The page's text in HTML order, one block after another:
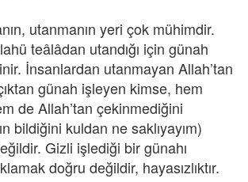
utanmanın yeri çok mühimdir.
teâlâdan utandığı için günah
İnsanlardan utanmayan Allah’tan
günah işleyen kimse, hem
de Allah’tan çekinmediğini
bildiğini kuldan ne saklıyayım)
Gizli işlediği bir günahı
doğru değildir, hayasızlıktır.